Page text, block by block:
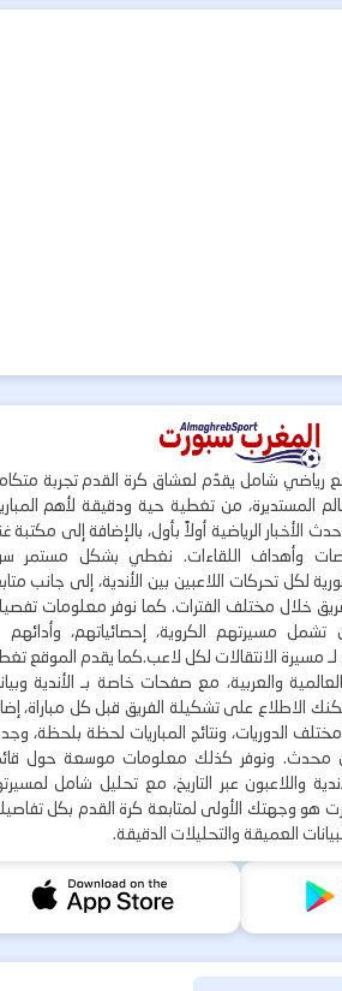
شامل يقدّم لعشاق كرة القدم تجربة
المستديرة، من تغطية حية ودقيقة لأهم
الأخبار الرياضية أولاً بأول، بالإضافة إلى مكتبة
وأهداف اللقاءات. نغطي بشكل مستمر
لكل تحركات اللاعبين بين الأندية، إلى جانب
خلال مختلف الفترات. كما نوفر معلومات
تشمل مسيرتهم الكروية، إحصائياتهم، وأدائهم
مسيرة الانتقالات لكل لاعب.كما يقدم الموقع
والعربية، مع صفحات خاصة بـ الأندية
الاطلاع على تشكيلة الفريق قبل كل مباراة،
الدوريات، ونتائج المباريات لحظة بلحظة،
محدث. ونوفر كذلك معلومات موسعة حول
واللاعبون عبر التاريخ، مع تحليل شامل
هو وجهتك الأولى لمتابعة كرة القدم بكل
العميقة والتحليلات الدقيقة.